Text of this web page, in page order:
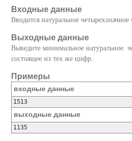
Входные данные
Вводится натуральное четырехзначное
Выходные данные
Выведите минимальное натуральное
состоящее из тех же цифр.
Примеры
входные данные
выходные данные